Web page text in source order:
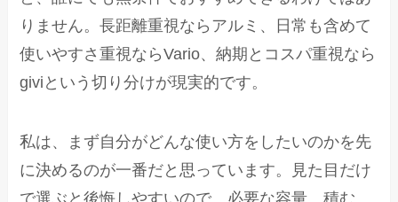
りません。長距離重視ならアルミ、日常も含めて
使いやすさ重視ならVario、納期とコスパ重視なら
giviという切り分けが現実的です。
私は、まず自分がどんな使い方をしたいのかを先
に決めるのが一番だと思っています。見た目だけ